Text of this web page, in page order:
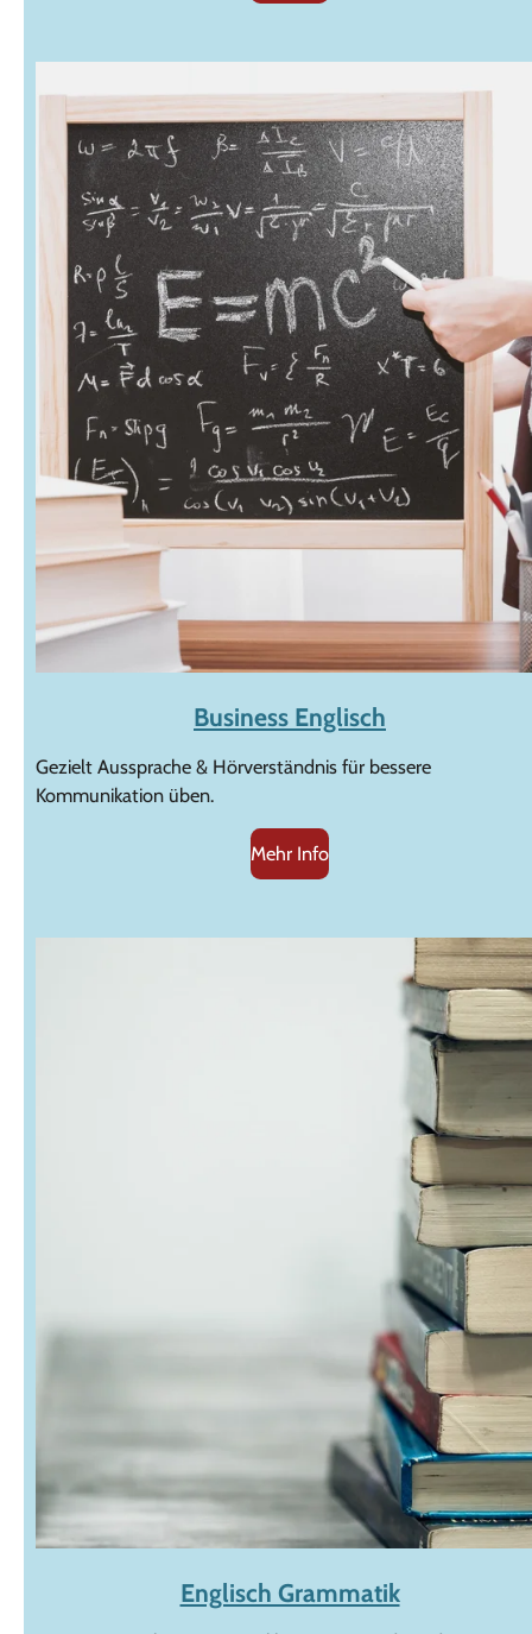
Business Englisch
Gezielt Aussprache & Hörverständnis für bessere
Kommunikation üben.
Mehr Info
Englisch Grammatik